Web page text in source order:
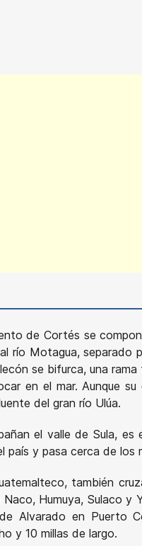
de Cortés se
río Motagua,
se bifurca, una
en el mar. Aunque
del gran río Ulúa.
el valle de Sula,
país y pasa cerca de los
también
Humuya, Sulaco
Alvarado en Puerto
y 10 millas de largo.